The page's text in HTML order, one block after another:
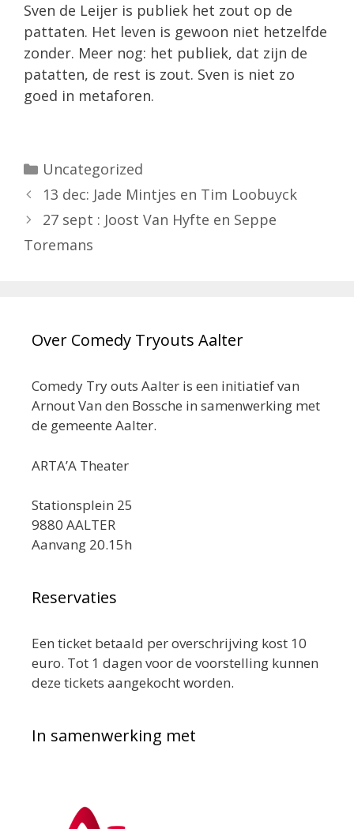
Sven de Leijer is publiek het zout op de
pattaten. Het leven is gewoon niet hetzelfde
zonder. Meer nog: het publiek, dat zijn de
patatten, de rest is zout. Sven is niet zo
goed in metaforen.
Categorieën
Uncategorized
13 dec: Jade Mintjes en Tim Loobuyck
27 sept : Joost Van Hyfte en Seppe
Toremans
Over Comedy Tryouts Aalter
Comedy Try outs Aalter is een initiatief van
Arnout Van den Bossche in samenwerking met
de gemeente Aalter.
ARTA’A Theater
Stationsplein 25
9880 AALTER
Aanvang 20.15h
Reservaties
Een ticket betaald per overschrijving kost 10
euro. Tot 1 dagen voor de voorstelling kunnen
deze tickets aangekocht worden.
In samenwerking met